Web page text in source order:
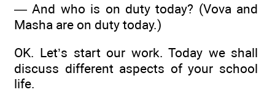
— And who is on duty today? (Vova and
Masha are on duty today.)
OK. Let’s start our work. Today we shall
discuss different aspects of your school
life.